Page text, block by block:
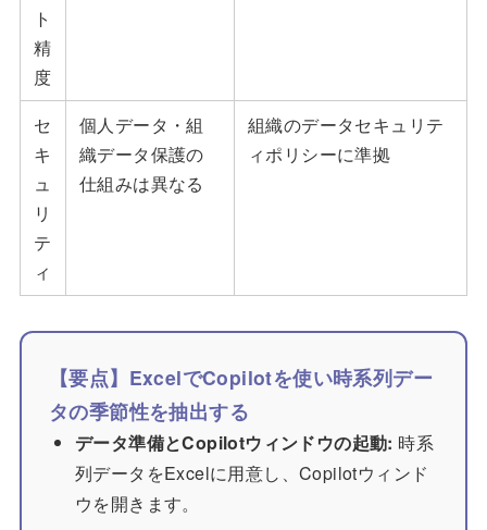
ト
精
度
セ
キ
ュ
リ
テ
ィ
個人データ・組
織データ保護の
仕組みは異なる
組織のデータセキュリテ
ィポリシーに準拠
【要点】ExcelでCopilotを使い時系列デー
タの季節性を抽出する
データ準備とCopilotウィンドウの起動: 時系
列データをExcelに用意し、Copilotウィンド
ウを開きます。